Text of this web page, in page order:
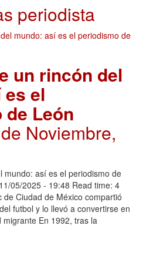
periodista
un rincón del
el
León
Noviembre,
mundo: así es el periodismo de
05/2025 - 19:48 Read time: 4
de Ciudad de México compartió
futbol y lo llevó a convertirse en
En 1992, tras la